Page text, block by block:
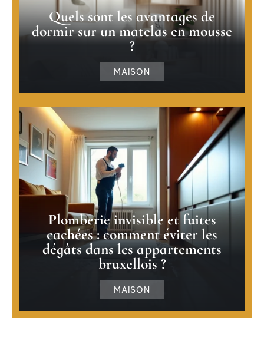
Quels sont les avantages de
dormir sur un matelas en mousse
?
MAISON
Plomberie invisible et fuites
cachées : comment éviter les
dégâts dans les appartements
bruxellois ?
MAISON